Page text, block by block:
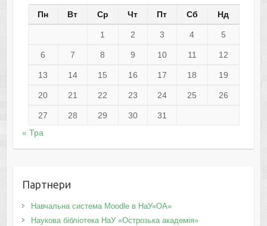
Пн Вт Ср Чт Пт Сб Нд
1 2 3 4 5
6 7 8 9 10 11 12
13 14 15 16 17 18 19
20 21 22 23 24 25 26
27 28 29 30
31
« Тра
Партнери
Навчальна система Moodle в НаУ«ОА»
Наукова бібліотека НаУ «Острозька академія»